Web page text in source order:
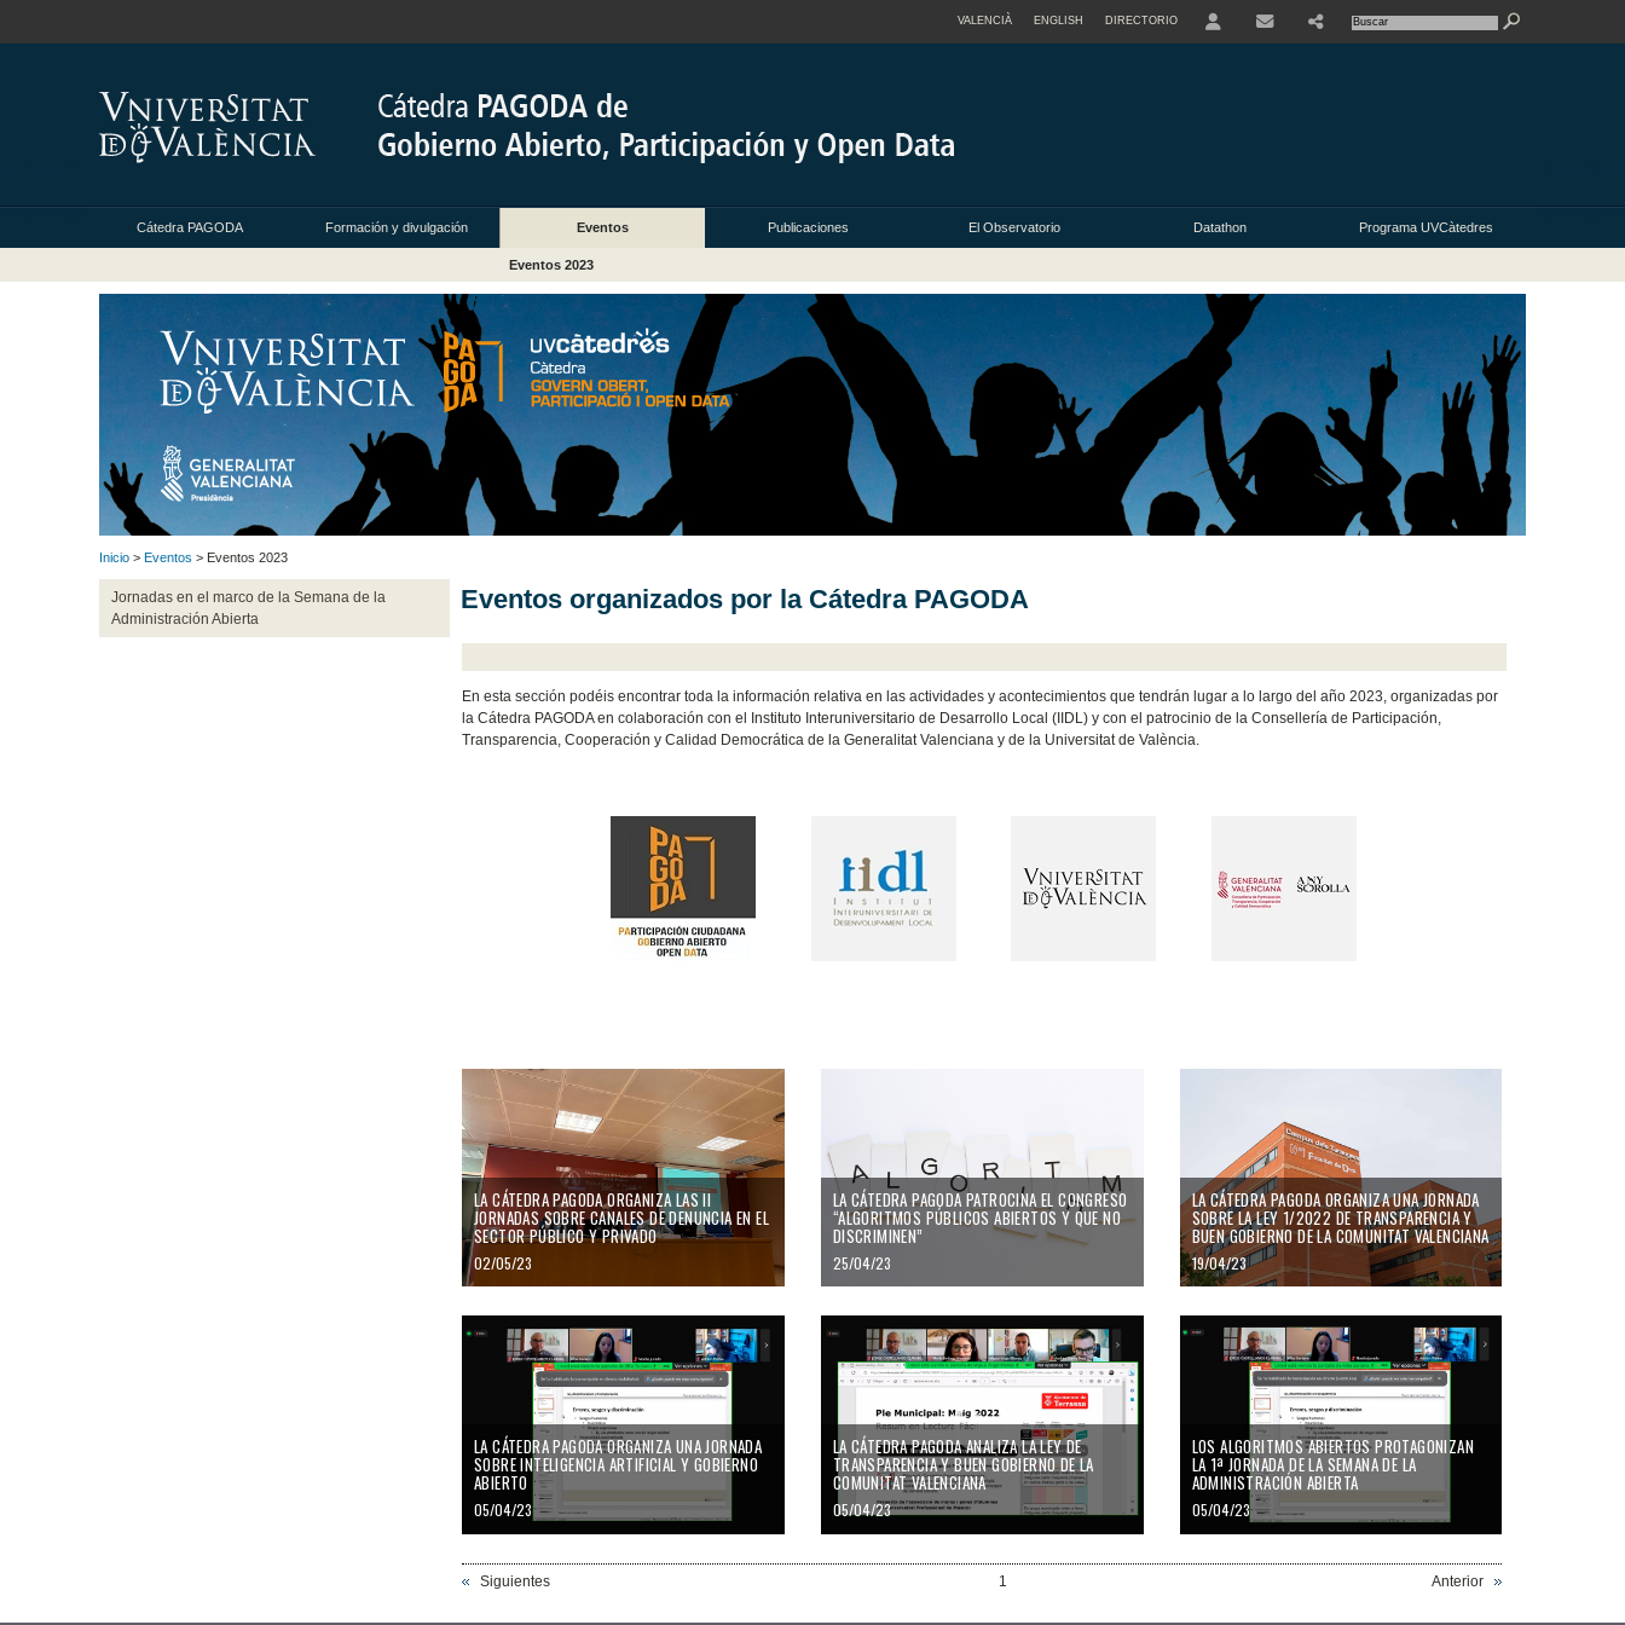
VALENCIÀ ENGLISH DIRECTORIO
Cátedra PAGODA Formación y divulgación Eventos Publicaciones El Observatorio Datathon Programa UVCàtedres
Eventos 2023
Inicio > Eventos > Eventos 2023
Jornadas en el marco de la Semana de la
Administración Abierta
Eventos organizados por la Cátedra PAGODA
En esta sección podéis encontrar toda la información relativa en las actividades y acontecimientos que tendrán lugar a lo largo del año 2023, organizadas por
la Cátedra PAGODA en colaboración con el Instituto Interuniversitario de Desarrollo Local (IIDL) y con el patrocinio de la Consellería de Participación,
Transparencia, Cooperación y Calidad Democrática de la Generalitat Valenciana y de la Universitat de València.
LA CÁTEDRA PAGODA ORGANIZA LAS II
JORNADAS SOBRE CANALES DE DENUNCIA EN EL
SECTOR PÚBLICO Y PRIVADO
02/05/23
LA CÁTEDRA PAGODA PATROCINA EL CONGRESO
“ALGORITMOS PÚBLICOS ABIERTOS Y QUE NO
DISCRIMINEN”
25/04/23
LA CÁTEDRA PAGODA ORGANIZA UNA JORNADA
SOBRE LA LEY 1/2022 DE TRANSPARENCIA Y
BUEN GOBIERNO DE LA COMUNITAT VALENCIANA
19/04/23
LA CÁTEDRA PAGODA ORGANIZA UNA JORNADA
SOBRE INTELIGENCIA ARTIFICIAL Y GOBIERNO
ABIERTO
05/04/23
LA CÁTEDRA PAGODA ANALIZA LA LEY DE
TRANSPARENCIA Y BUEN GOBIERNO DE LA
COMUNITAT VALENCIANA
05/04/23
LOS ALGORITMOS ABIERTOS PROTAGONIZAN
LA 1ª JORNADA DE LA SEMANA DE LA
ADMINISTRACIÓN ABIERTA
05/04/23
Siguientes Anterior
1